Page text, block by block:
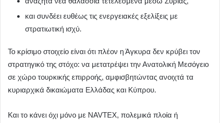
και συνδέει ευθέως τις ενεργειακές εξελίξεις με
στρατιωτική ισχύ.
Το κρίσιμο στοιχείο είναι ότι πλέον η Άγκυρα δεν κρύβει τον
στρατηγικό της στόχο: να μετατρέψει την Ανατολική Μεσόγειο
σε χώρο τουρκικής επιρροής, αμφισβητώντας ανοιχτά τα
κυριαρχικά δικαιώματα Ελλάδας και Κύπρου.
Και το κάνει όχι μόνο με NAVTEX, πολεμικά πλοία ή